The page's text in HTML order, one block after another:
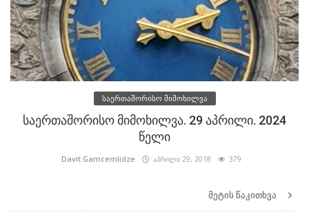
საერთაშორისო მიმოხილვა
საერთაშორისო მიმოხილვა. 29 აპრილი. 2024
წელი
Davit.Gamcemlidze აპრილი 29, 2018 379
მეტის წაკითხვა